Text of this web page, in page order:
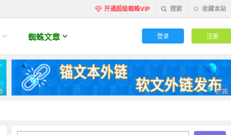
开通超级蜘蛛VIP 搜索 收藏本站
蜘蛛文章 登录 注册